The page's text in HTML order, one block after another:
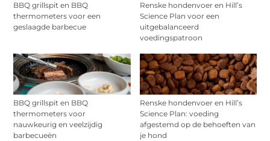
BBQ grillspit en BBQ
thermometers voor een
geslaagde barbecue
Renske hondenvoer en Hill’s
Science Plan voor een
uitgebalanceerd
voedingspatroon
BBQ grillspit en BBQ
thermometers voor
nauwkeurig en veelzijdig
barbecueën
Renske hondenvoer en Hill’s
Science Plan: voeding
afgestemd op de behoeften van
je hond